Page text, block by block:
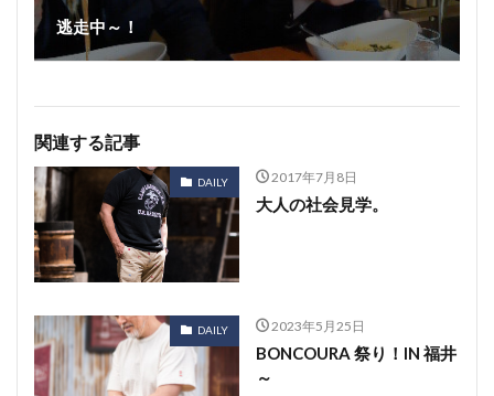
逃走中～！
関連する記事
DAILY 2017年7月8日
大人の社会見学。
DAILY 2023年5月25日
BONCOURA 祭り！IN 福井
～